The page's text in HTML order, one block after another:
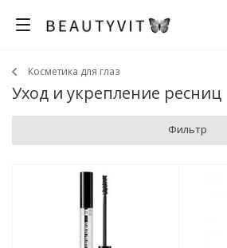
Косметика для глаз
Уход и укрепление ресниц
Фильтр